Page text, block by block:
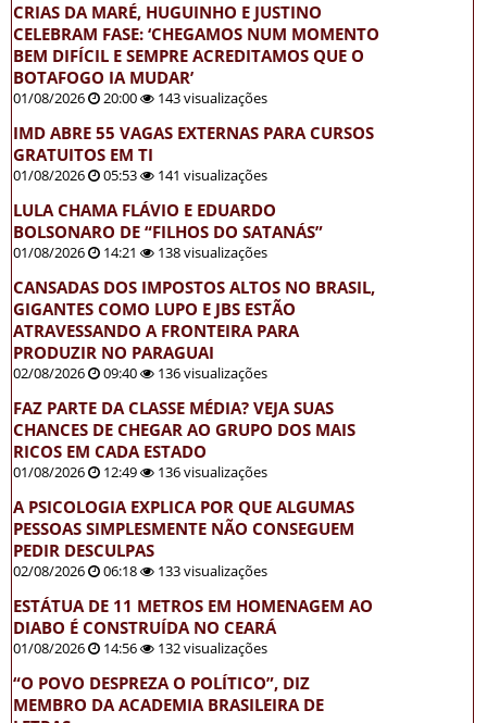
CRIAS DA MARÉ, HUGUINHO E JUSTINO
CELEBRAM FASE: ‘CHEGAMOS NUM MOMENTO
BEM DIFÍCIL E SEMPRE ACREDITAMOS QUE O
BOTAFOGO IA MUDAR’
01/08/2026 20:00 143 visualizações
IMD ABRE 55 VAGAS EXTERNAS PARA CURSOS
GRATUITOS EM TI
01/08/2026 05:53 141 visualizações
LULA CHAMA FLÁVIO E EDUARDO
BOLSONARO DE “FILHOS DO SATANÁS”
01/08/2026 14:21 138 visualizações
CANSADAS DOS IMPOSTOS ALTOS NO BRASIL,
GIGANTES COMO LUPO E JBS ESTÃO
ATRAVESSANDO A FRONTEIRA PARA
PRODUZIR NO PARAGUAI
02/08/2026 09:40 136 visualizações
FAZ PARTE DA CLASSE MÉDIA? VEJA SUAS
CHANCES DE CHEGAR AO GRUPO DOS MAIS
RICOS EM CADA ESTADO
01/08/2026 12:49 136 visualizações
A PSICOLOGIA EXPLICA POR QUE ALGUMAS
PESSOAS SIMPLESMENTE NÃO CONSEGUEM
PEDIR DESCULPAS
02/08/2026 06:18 133 visualizações
ESTÁTUA DE 11 METROS EM HOMENAGEM AO
DIABO É CONSTRUÍDA NO CEARÁ
01/08/2026 14:56 132 visualizações
“O POVO DESPREZA O POLÍTICO”, DIZ
MEMBRO DA ACADEMIA BRASILEIRA DE